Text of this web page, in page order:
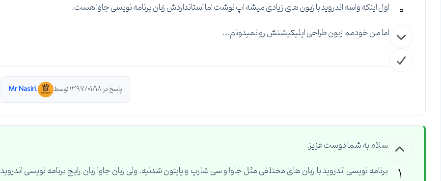
0 اول اینکه واسه اندروید با زبون های زیادی میشه اپ نوشت اما استانداردش زبان برنامه نویسی جاوا هست.
اما من خودمم زبون طراحی اپلیکیشنش رو نمیدونم...
پاسخ در 1397/01/18 توسط .Mr Nasiri
1
سلام به شما دوست عزیز.
برنامه نویسی اندروید با زبان های مختلفی مثل جاوا و سی شارپ و پایتون شدنیه. ولی زبان جاوا زبان رایج برنامه نویسی اندروید